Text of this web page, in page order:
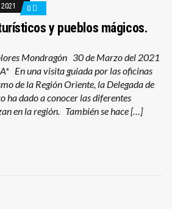
0
y pueblos mágicos.
Mondragón 30 de Marzo del 2021
En una visita guiada por las oficinas
de la Región Oriente, la Delegada de
ha dado a conocer las diferentes
en la región. También se hace […]